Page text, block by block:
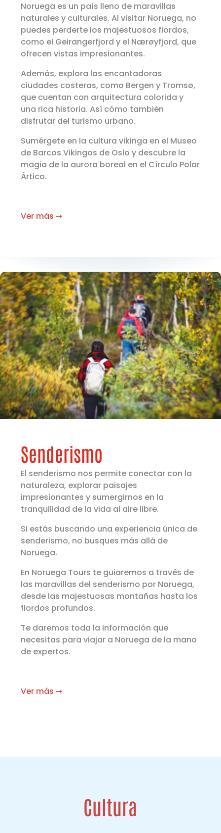
Noruega es un país lleno de maravillas
naturales y culturales. Al visitar Noruega, no
puedes perderte los majestuosos fiordos,
como el Geirangerfjord y el Nærøyfjord, que
ofrecen vistas impresionantes.
Además, explora las encantadoras
ciudades costeras, como Bergen y Tromsø,
que cuentan con arquitectura colorida y
una rica historia. Así cómo también
disfrutar del turismo urbano.
Sumérgete en la cultura vikinga en el Museo
de Barcos Vikingos de Oslo y descubre la
magia de la aurora boreal en el Círculo Polar
Ártico.
Ver más ➞
Senderismo
El senderismo nos permite conectar con la
naturaleza, explorar paisajes
impresionantes y sumergirnos en la
tranquilidad de la vida al aire libre.
Si estás buscando una experiencia única de
senderismo, no busques más allá de
Noruega.
En Noruega Tours te guiaremos a través de
las maravillas del senderismo por Noruega,
desde las majestuosas montañas hasta los
fiordos profundos.
Te daremos toda la información que
necesitas para viajar a Noruega de la mano
de expertos.
Ver más ➞
Cultura